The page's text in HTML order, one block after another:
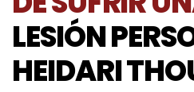
LESIÓN
HEIDARI